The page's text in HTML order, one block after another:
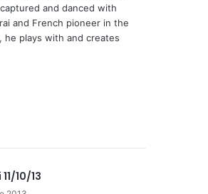
and danced with
and French pioneer in the
plays with and creates
10/13